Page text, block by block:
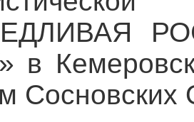
в
Сосновских